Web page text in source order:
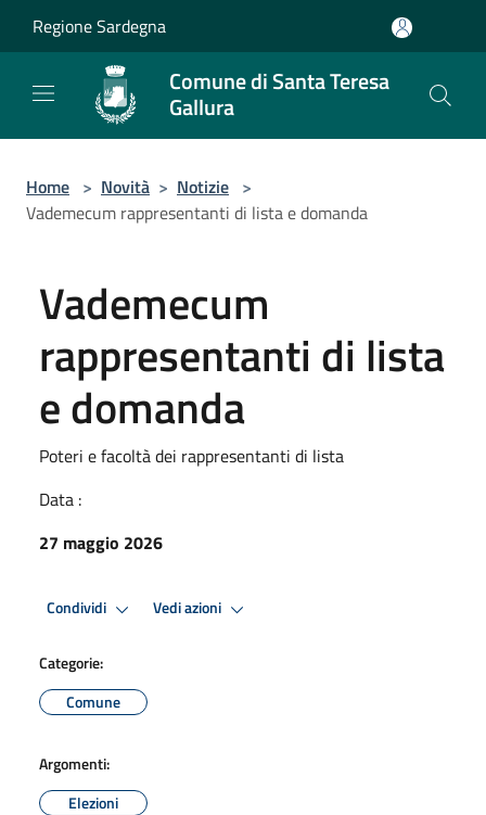
Regione Sardegna
Comune di Santa Teresa
Gallura
Home > Novità > Notizie >
Vademecum rappresentanti di lista e domanda
Vademecum
rappresentanti di lista
e domanda
Poteri e facoltà dei rappresentanti di lista
Data :
27 maggio 2026
Condividi Vedi azioni
Categorie:
Comune
Argomenti:
Elezioni